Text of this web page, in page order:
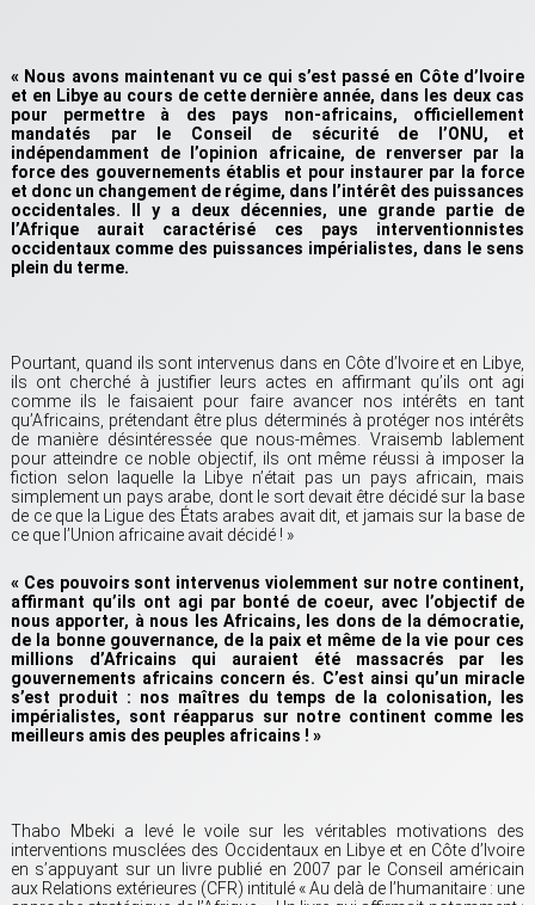
« Nous avons maintenant vu ce qui s’est passé en Côte d’Ivoire
et en Libye au cours de cette dernière année, dans les deux cas
pour permettre à des pays non-africains, officiellement
mandatés par le Conseil de sécurité de l’ONU, et
indépendamment de l’opinion africaine, de renverser par la
force des gouvernements établis et pour instaurer par la force
et donc un changement de régime, dans l’intérêt des puissances
occidentales. Il y a deux décennies, une grande partie de
l’Afrique aurait caractérisé ces pays interventionnistes
occidentaux comme des puissances impérialistes, dans le sens
plein du terme.
Pourtant, quand ils sont intervenus dans en Côte d’Ivoire et en Libye,
ils ont cherché à justifier leurs actes en affirmant qu’ils ont agi
comme ils le faisaient pour faire avancer nos intérêts en tant
qu’Africains, prétendant être plus déterminés à protéger nos intérêts
de manière désintéressée que nous-mêmes. Vraisemb lablement
pour atteindre ce noble objectif, ils ont même réussi à imposer la
fiction selon laquelle la Libye n’était pas un pays africain, mais
simplement un pays arabe, dont le sort devait être décidé sur la base
de ce que la Ligue des États arabes avait dit, et jamais sur la base de
ce que l’Union africaine avait décidé ! »
« Ces pouvoirs sont intervenus violemment sur notre continent,
affirmant qu’ils ont agi par bonté de coeur, avec l’objectif de
nous apporter, à nous les Africains, les dons de la démocratie,
de la bonne gouvernance, de la paix et même de la vie pour ces
millions d’Africains qui auraient été massacrés par les
gouvernements africains concern és. C’est ainsi qu’un miracle
s’est produit : nos maîtres du temps de la colonisation, les
impérialistes, sont réapparus sur notre continent comme les
meilleurs amis des peuples africains ! »
Thabo Mbeki a levé le voile sur les véritables motivations des
interventions musclées des Occidentaux en Libye et en Côte d’Ivoire
en s’appuyant sur un livre publié en 2007 par le Conseil américain
aux Relations extérieures (CFR) intitulé « Au delà de l’humanitaire : une